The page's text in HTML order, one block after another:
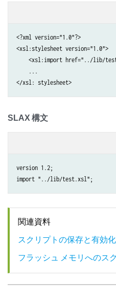
<?xml version="1.0"?>
<xsl:stylesheet version="1.0">
<xsl:import href="../lib/
...
</xsl: stylesheet>
SLAX 構文
version 1.2;
import "../lib/test.xsl";
関連資料
スクリプトの保存と有効化
フラッシュ メモリへのス